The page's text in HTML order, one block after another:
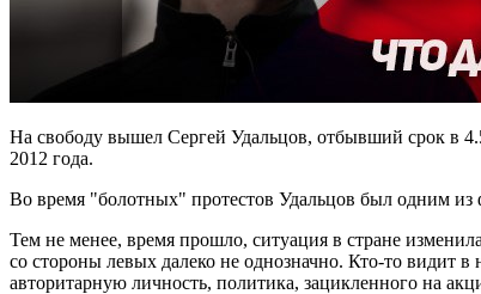
На свободу вышел Сергей Удальцов, отбывший срок в
2012 года.
Во время "болотных" протестов Удальцов был одним из
Тем не менее, время прошло, ситуация в стране
со стороны левых далеко не однозначно. Кто-то видит
авторитарную личность, политика, зацикленного на